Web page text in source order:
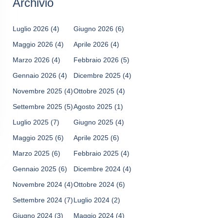
Archivio
Luglio 2026 (4) Giugno 2026 (6)
Maggio 2026 (4) Aprile 2026 (4)
Marzo 2026 (4) Febbraio 2026 (5)
Gennaio 2026 (4) Dicembre 2025 (4)
Novembre 2025 (4)Ottobre 2025 (4)
Settembre 2025 (5)Agosto 2025 (1)
Luglio 2025 (7) Giugno 2025 (4)
Maggio 2025 (6) Aprile 2025 (6)
Marzo 2025 (6) Febbraio 2025 (4)
Gennaio 2025 (6) Dicembre 2024 (4)
Novembre 2024 (4)Ottobre 2024 (6)
Settembre 2024 (7)Luglio 2024 (2)
Giugno 2024 (3) Maggio 2024 (4)